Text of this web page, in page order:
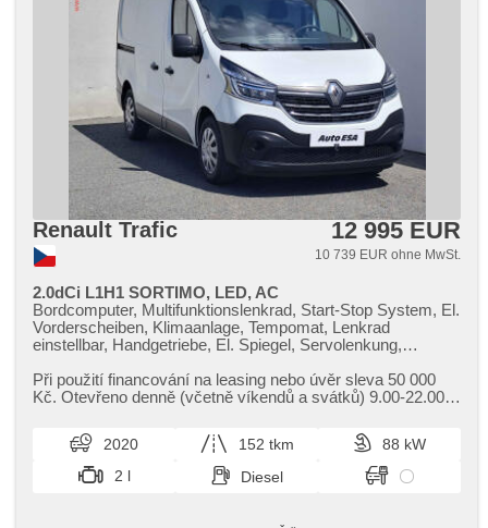
Renault Trafic 12 995 EUR
10 739 EUR ohne MwSt.
2.0dCi L1H1 SORTIMO, LED, AC
Bordcomputer, Multifunktionslenkrad, Start-Stop System, El.
Vorderscheiben, Klimaanlage, Tempomat, Lenkrad
einstellbar, Handgetriebe, El. Spiegel, Servolenkung,
Stabilitätsprogramm (ESP), Vorderlichter LED, ABS, Fahrer-
Airbag, parkovací senzory zadní
Při použití financování na leasing nebo úvěr sleva 50 000
Kč. Otevřeno denně (včetně víkendů a svátků) 9.00​-22.00
2020 152 tkm
88 kW
2 l
Diesel